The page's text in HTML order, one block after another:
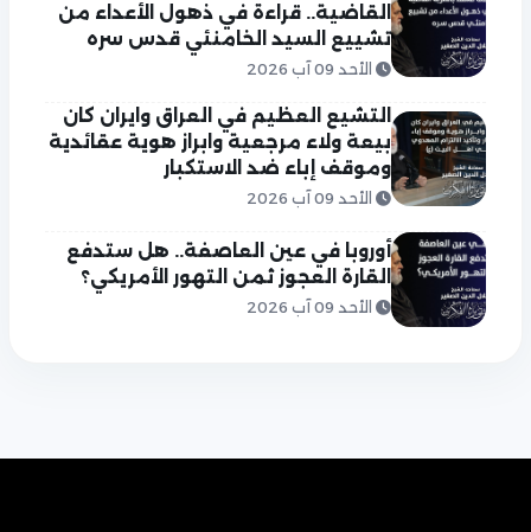
القاضية.. قراءة في ذهول الأعداء من
تشييع السيد الخامنئي قدس سره
الأحد 09 آب 2026
التشيع العظيم في العراق وايران كان
بيعة ولاء مرجعية وابراز هوية عقائدية
وموقف إباء ضد الاستكبار
الأحد 09 آب 2026
أوروبا في عين العاصفة.. هل ستدفع
القارة العجوز ثمن التهور الأمريكي؟
الأحد 09 آب 2026